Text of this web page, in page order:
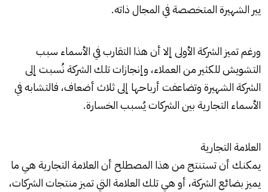
يير الشهيرة المتخصصة في المجال ذاته.
ورغم تميز الشركة الأولى إلا أن هذا التقارب في الأسماء سبب
التشويش للكثير من العملاء، وإنجازات تلك الشركة نُسبت إلى
الشركة الشهيرة وتضاعفت أرباحها إلى ثلاث أضعاف، فالتشابه في
الأسماء التجارية بين الشركات يُسبب الخسارة.
العلامة التجارية
يمكنك أن تستنتج من هذا المصطلح أن العلامة التجارية هي ما
يميز بضائع الشركة، أو هي تلك العلامة التي تميز منتجات الشركات،